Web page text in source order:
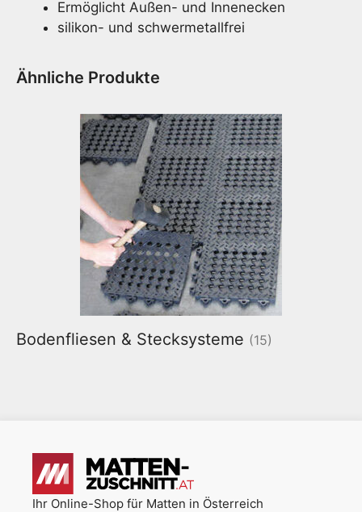
Ermöglicht Außen- und Innenecken
silikon- und schwermetallfrei
Ähnliche Produkte
Bodenfliesen & Stecksysteme (15)
Ihr Online-Shop für Matten in Österreich